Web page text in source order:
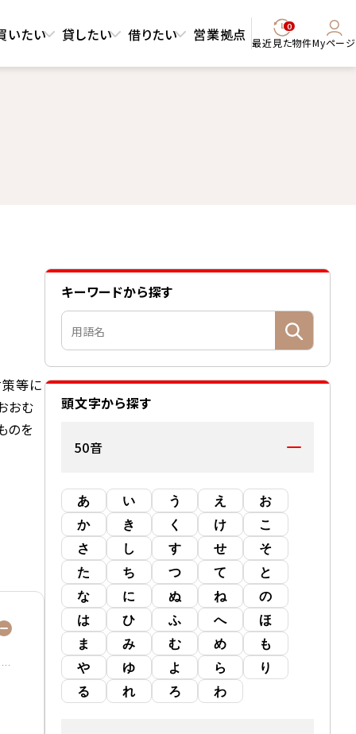
いたい 貸したい 借りたい 営業拠点 0
最近見た物件Myページ
キーワードから探す
頭文字から探す
50音
あ い う え
お
か
き く け
こ
さ
し す せ
そ
た
ち つ て
と
な
に ぬ ね
の
は
ひ ふ へ
ほ
ま
み む め
も
や
ゆ よ ら
り
る
れ ろ わ
策等に
おむ
のを